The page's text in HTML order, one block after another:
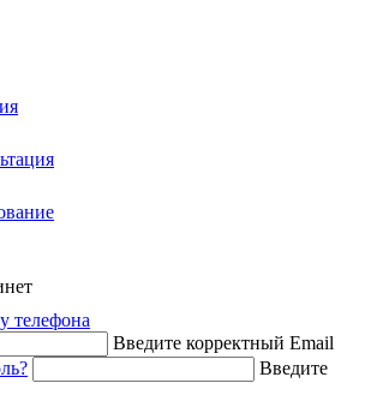
телефона
Введите корректный Email
Введите